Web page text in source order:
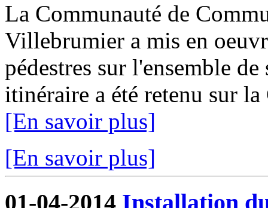
La Communauté de
Villebrumier a mis en
pédestres sur l'ensemble
itinéraire a été retenu sur
[En savoir plus]
[En savoir plus]
01-04-2014 Installation